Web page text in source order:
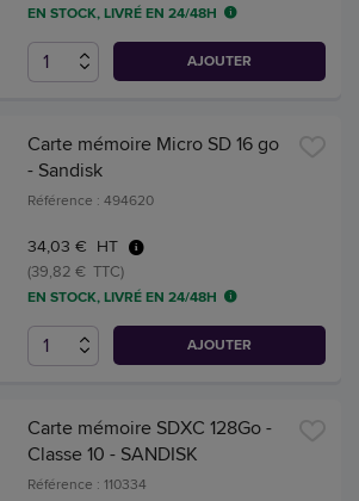
EN STOCK, LIVRÉ EN 24/48H
AJOUTER
Carte mémoire Micro SD 16 go
- Sandisk
Référence : 494620
34,03 € HT
(39,82 € TTC)
EN STOCK, LIVRÉ EN 24/48H
AJOUTER
Carte mémoire SDXC 128Go -
Classe 10 - SANDISK
Référence : 110334